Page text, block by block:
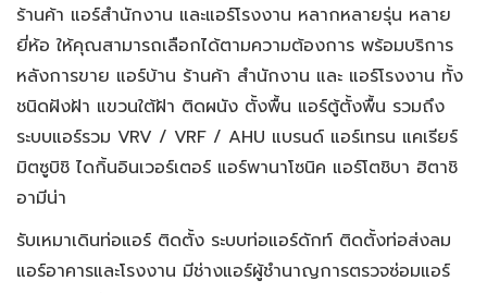
ร้านค้า แอร์สำนักงาน และแอร์โรงงาน หลากหลายรุ่น หลาย
ยี่ห้อ ให้คุณสามารถเลือกได้ตามความต้องการ พร้อมบริการ
หลังการขาย แอร์บ้าน ร้านค้า สำนักงาน และ แอร์โรงงาน ทั้ง
ชนิดฝังฝ้า แขวนใต้ฝ้า ติดผนัง ตั้งพื้น แอร์ตู้ตั้งพื้น รวมถึง
ระบบแอร์รวม VRV / VRF / AHU แบรนด์ แอร์เทรน แคเรียร์
มิตซูบิชิ ไดกิ้นอินเวอร์เตอร์ แอร์พานาโซนิค แอร์โตชิบา ฮิตาชิ
อามีน่า
รับเหมาเดินท่อแอร์ ติดตั้ง ระบบท่อแอร์ดักท์ ติดตั้งท่อส่งลม
แอร์อาคารและโรงงาน มีช่างแอร์ผู้ชำนาญการตรวจซ่อมแอร์